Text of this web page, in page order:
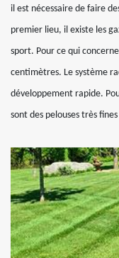
il est nécessaire de faire
premier lieu, il existe les
sport. Pour ce qui
centimètres. Le système
développement rapide.
sont des pelouses très